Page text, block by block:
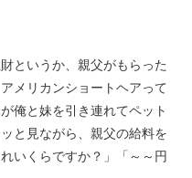
というか、親父がもらった
メリカンショートヘアって
俺と妹を引き連れてペット
と見ながら、親父の給料を
いくらですか？」「～～円